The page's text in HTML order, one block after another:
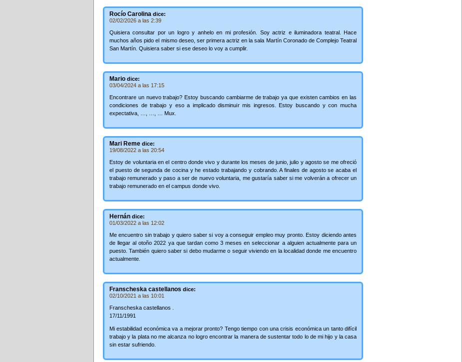
Rocío Carolina dice:
02/02/2026 a las 2:39
Quisiera consultar por un logro y anhelo en mi profesión. Soy actriz e iluminadora teatral. Hace
muchos años pido el mismo deseo, ser primera actriz en la sala Martín Coronado de Complejo Teatral
San Martín. Quisiera saber si ese deseo lo voy a cumplir.
Mario dice:
03/04/2024 a las 17:15
Encontrare un nuevo trabajo? Estoy buscando cambiarme de trabajo ya que existen cambios en las
condiciones de trabajo y eso a implicado disminuir mis ingresos. Estoy buscando y con mucha
expectativa, …, …, … Mux.
Mari Reme dice:
19/08/2022 a las 20:54
Estoy de voluntaria en el centro donde vivo y durante los meses de junio, julio y agosto se me ofreció
el puesto de segunda de cocina y he estado trabajando y cobrando. A finales de agosto se acaba el
trabajo remunerado y paso a ser de nuevo voluntaria, me gustaría saber si me volverán a ofrecer un
trabajo remunerado en el campus donde vivo.
Hernán dice:
01/03/2022 a las 12:02
Me encuentro sin trabajo y quiero saber si voy a conseguir empleo muy pronto. Estoy diciendo antes
de llegar al otoño 2022 ya que tardan como 3 meses en seleccionar a alguien actualmente para un
puesto. También quiero saber si debo mudarme o seguir viviendo en la localidad donde me encuentro
actualmente.
Franscheska castellanos dice:
02/10/2021 a las 10:01
Franscheska castellanos .
17/11/1991
Mi estabilidad económica va a mejorar pronto? Tengo tiempo con una crisis económica un tanto difícil
trabajo y la plata no me alcanza no logro encontrar la manera de sustentar todo lo de mi hijo y la casa
sin estar sufriendo.